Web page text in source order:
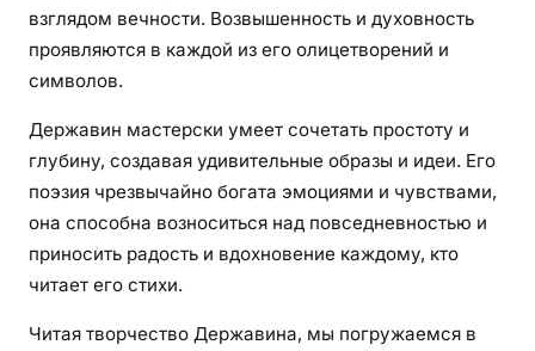
взглядом вечности. Возвышенность и духовность
проявляются в каждой из его олицетворений и
символов.
Державин мастерски умеет сочетать простоту и
глубину, создавая удивительные образы и идеи. Его
поэзия чрезвычайно богата эмоциями и чувствами,
она способна возноситься над повседневностью и
приносить радость и вдохновение каждому, кто
читает его стихи.
Читая творчество Державина, мы погружаемся в